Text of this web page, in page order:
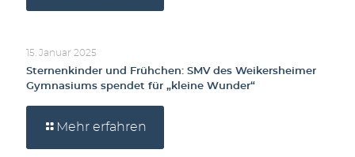
15. Januar 2025
Sternenkinder und Frühchen: SMV des Weikersheimer
Gymnasiums spendet für „kleine Wunder“
Mehr erfahren